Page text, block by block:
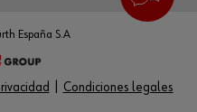
Condiciones legales
España S.A